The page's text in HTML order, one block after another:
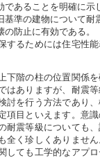
であることを明確に示
基準の建物について耐
の防止に有効である。
するためには住宅性
下階の柱の位置関係
はありますが、耐震
討を行う方法であり
項目といえます。意
耐震等級についても
全く珍しくありませ
しても工学的なアプ